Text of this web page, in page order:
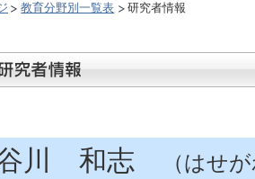
教育分野別一覧表 研究者情報
川 和志 （はせ